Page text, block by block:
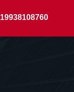
19938108760